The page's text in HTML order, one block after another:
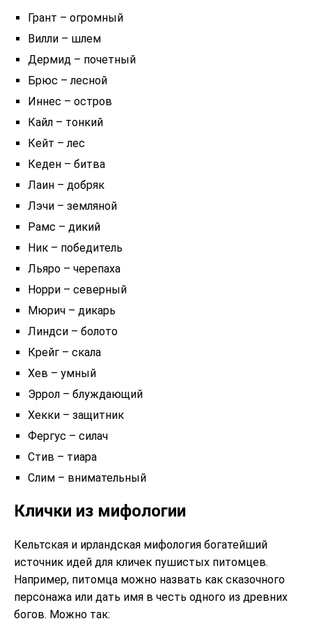
Грант – огромный
Вилли – шлем
Дермид – почетный
Брюс – лесной
Иннес – остров
Кайл – тонкий
Кейт – лес
Кеден – битва
Лаин – добряк
Лэчи – земляной
Рамс – дикий
Ник – победитель
Льяро – черепаха
Норри – северный
Мюрич – дикарь
Линдси – болото
Крейг – скала
Хев – умный
Эррол – блуждающий
Хекки – защитник
Фергус – силач
Стив – тиара
Слим – внимательный
Клички из мифологии
Кельтская и ирландская мифология богатейший
источник идей для кличек пушистых питомцев.
Например, питомца можно назвать как сказочного
персонажа или дать имя в честь одного из древних
богов. Можно так: